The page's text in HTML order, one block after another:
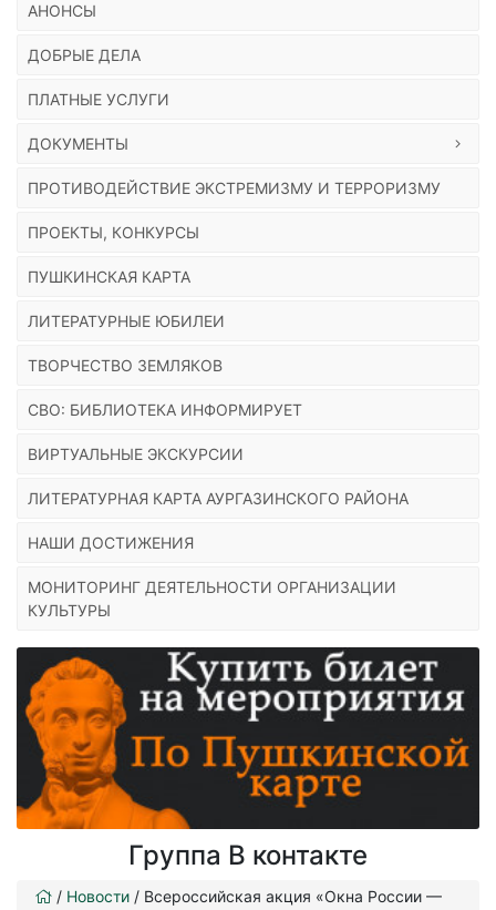
АНОНСЫ
ДОБРЫЕ ДЕЛА
ПЛАТНЫЕ УСЛУГИ
ДОКУМЕНТЫ
ПРОТИВОДЕЙСТВИЕ ЭКСТРЕМИЗМУ И ТЕРРОРИЗМУ
ПРОЕКТЫ, КОНКУРСЫ
ПУШКИНСКАЯ КАРТА
ЛИТЕРАТУРНЫЕ ЮБИЛЕИ
ТВОРЧЕСТВО ЗЕМЛЯКОВ
СВО: БИБЛИОТЕКА ИНФОРМИРУЕТ
ВИРТУАЛЬНЫЕ ЭКСКУРСИИ
ЛИТЕРАТУРНАЯ КАРТА АУРГАЗИНСКОГО РАЙОНА
НАШИ ДОСТИЖЕНИЯ
МОНИТОРИНГ ДЕЯТЕЛЬНОСТИ ОРГАНИЗАЦИИ
КУЛЬТУРЫ
Группа В контакте
/ Новости / Всероссийская акция «Окна России —